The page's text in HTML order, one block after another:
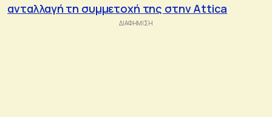
ανταλλαγή τη συμμετοχή της στην Attica